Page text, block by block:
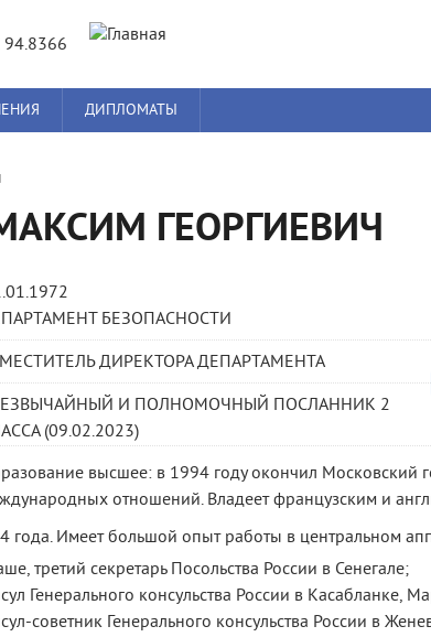
94.8366
ДИПЛОМАТЫ
ГЕОРГИЕВИЧ
БЕЗОПАСНОСТИ
ДИРЕКТОРА ДЕПАРТАМЕНТА
И ПОЛНОМОЧНЫЙ ПОСЛАННИК 2
(09.02.2023)
высшее: в 1994 году окончил Московский
отношений. Владеет французским и
года. Имеет большой опыт работы в центральном
третий секретарь Посольства России в Сенегале;
Генерального консульства России в Касабланке,
советник Генерального консульства России в